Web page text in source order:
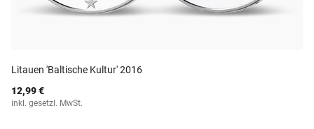
Litauen 'Baltische Kultur' 2016
12,99 €
inkl. gesetzl. MwSt.